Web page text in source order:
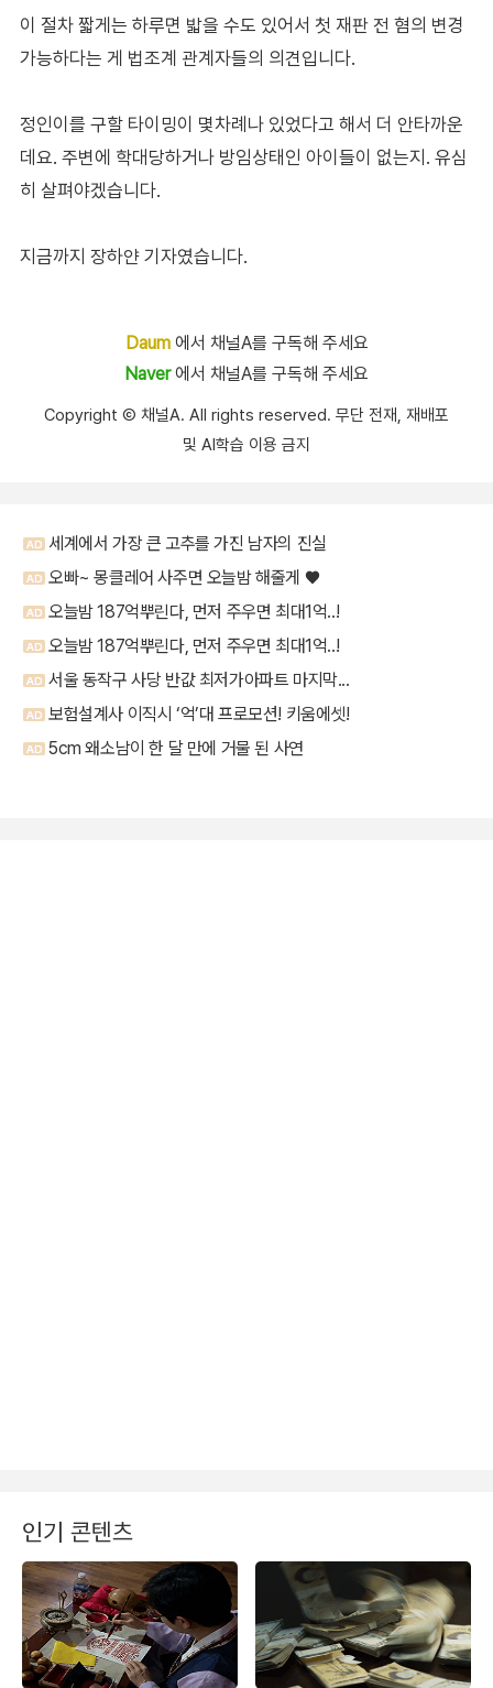
이 절차 짧게는 하루면 밟을 수도 있어서 첫 재판 전 혐의 변경
가능하다는 게 법조계 관계자들의 의견입니다.
정인이를 구할 타이밍이 몇차례나 있었다고 해서 더 안타까운
데요. 주변에 학대당하거나 방임상태인 아이들이 없는지. 유심
히 살펴야겠습니다.
지금까지 장하얀 기자였습니다.
Daum에서 채널A를 구독해 주세요
Naver에서 채널A를 구독해 주세요
Copyright Ⓒ 채널A. All rights reserved. 무단 전재, 재배포
및 AI학습 이용 금지
인기 콘텐츠